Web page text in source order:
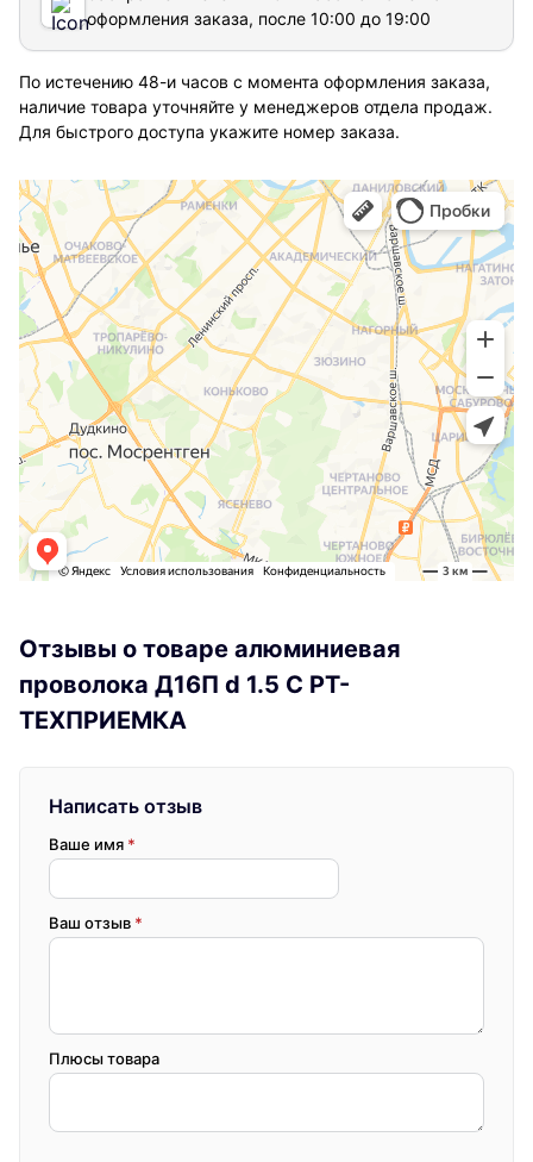
оформления заказа, после 10:00 до 19:00
По истечению 48-и часов с момента оформления заказа,
наличие товара уточняйте у менеджеров отдела продаж.
Для быстрого доступа укажите номер заказа.
Отзывы о товаре алюминиевая
проволока Д16П d 1.5 С РТ-
ТЕХПРИЕМКА
Написать отзыв
Ваше имя *
Ваш отзыв *
Плюсы товара